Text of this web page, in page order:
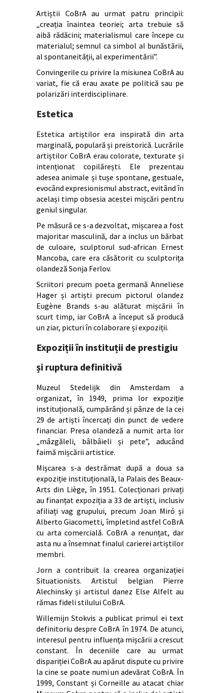
Artiștii CoBrA au urmat patru principii:
„creația înaintea teoriei; arta trebuie să
aibă rădăcini; materialismul care începe cu
materialul; semnul ca simbol al bunăstării,
al spontaneității, al experimentării”.
Convingerile cu privire la misiunea CoBrA au
variat, fie că erau axate pe politică sau pe
polarizări interdisciplinare.
Estetica
Estetica artiștilor era inspirată din arta
marginală, populară și preistorică. Lucrările
artiștilor CoBrA erau colorate, texturate și
intenționat copilărești. Ele prezentau
adesea animale și tușe spontane, gestuale,
evocând expresionismul abstract, evitând în
același timp obsesia acestei mișcări pentru
geniul singular.
Pe măsură ce s-a dezvoltat, mișcarea a fost
majoritar masculină, dar a inclus un bărbat
de culoare, sculptorul sud-african Ernest
Mancoba, care era căsătorit cu sculptorița
olandeză Sonja Ferlov.
Scriitori precum poeta germană Anneliese
Hager și artiști precum pictorul olandez
Eugène Brands s-au alăturat mișcării în
scurt timp, iar CoBrA a început să producă
un ziar, picturi în colaborare și expoziții.
Expoziții în instituții de prestigiu
și ruptura definitivă
Muzeul Stedelijk din Amsterdam a
organizat, în 1949, prima lor expoziție
instituțională, cumpărând și pânze de la cei
29 de artiști încercați din punct de vedere
financiar. Presa olandeză a numit arta lor
„mâzgăleli, bâlbâieli și pete”, aducând
faimă mișcării artistice.
Mișcarea s-a destrămat după a doua sa
expoziție instituțională, la Palais des Beaux-
Arts din Liège, în 1951. Colecționari privați
au finanțat expoziția a 33 de artiști, inclusiv
afiliați vag grupului, precum Joan Miró și
Alberto Giacometti, împletind astfel CoBrA
cu arta comercială. CoBrA a renunțat, dar
asta nu a însemnat finalul carierei artiștilor
membri.
Jorn a contribuit la crearea organizației
Situationists. Artistul belgian Pierre
Alechinsky și artistul danez Else Alfelt au
rămas fideli stilului CoBrA.
Willemijn Stokvis a publicat primul ei text
definitoriu despre CoBrA în 1974. De atunci,
interesul pentru influența mișcării a crescut
constant. În deceniile care au urmat
dispariției CoBrA au apărut dispute cu privire
la cine se poate numi un adevărat CoBrA. În
1999, Constant și Corneille au atacat chiar